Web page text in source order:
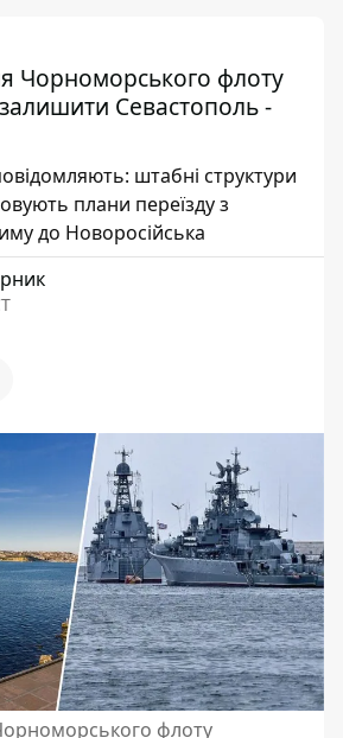
Чорноморського флоту
Севастополь -
штабні структури
плани переїзду з
до Новоросійська
флоту